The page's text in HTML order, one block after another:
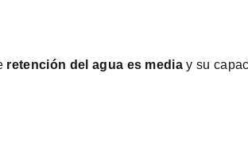
retención del agua es media y su